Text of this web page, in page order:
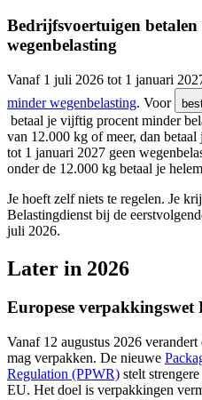
Bedrijfsvoertuigen
wegenbelasting
Vanaf 1 juli 2026 tot 1 januari
minderwegenbelasting. Voor
betaal je vijftig procent minder
van 12.000 kg of meer, dan
tot 1 januari 2027 geen
onder de 12.000 kg betaal je
Je hoeft zelf niets te regelen. Je
Belastingdienst bij de
juli 2026.
Later in 2026
Europese verpakkingswet
Vanaf 12 augustus 2026
mag verpakken. De nieuwe
Regulation (PPWR) stelt
EU. Het doel is verpakkingen